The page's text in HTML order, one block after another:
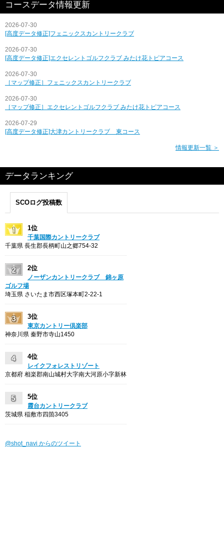
コースデータ情報更新
2026-07-30
[高度データ修正]フェニックスカントリークラブ
2026-07-30
[高度データ修正]エクセレントゴルフクラブ みたけ花トピアコース
2026-07-30
［マップ修正］フェニックスカントリークラブ
2026-07-30
［マップ修正］エクセレントゴルフクラブ みたけ花トピアコース
2026-07-29
[高度データ修正]大津カントリークラブ 東コース
情報更新一覧 ＞
データランキング
SCOログ投稿数
1位
千葉国際カントリークラブ
千葉県 長生郡長柄町山之郷754-32
2位
ノーザンカントリークラブ 錦ヶ原
ゴルフ場
埼玉県 さいたま市西区塚本町2-22-1
3位
東京カントリー倶楽部
神奈川県 秦野市寺山1450
4位
レイクフォレストリゾート
京都府 相楽郡南山城村大字南大河原小字新林
5位
霞台カントリークラブ
茨城県 稲敷市四箇3405
@shot_navi からのツイート